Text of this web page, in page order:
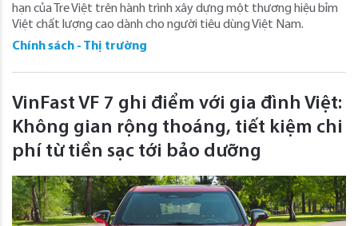
hạn của Tre Việt trên hành trình xây dựng một thương hiệu bỉm
Việt chất lượng cao dành cho người tiêu dùng Việt Nam.
Chính sách - Thị trường
VinFast VF 7 ghi điểm với gia đình Việt:
Không gian rộng thoáng, tiết kiệm chi
phí từ tiền sạc tới bảo dưỡng